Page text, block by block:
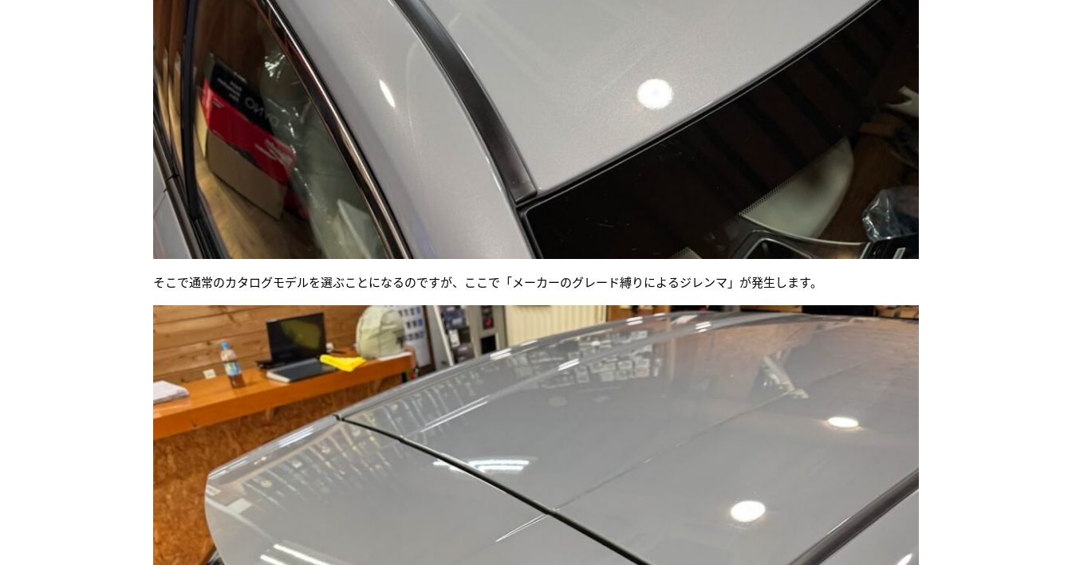
そこで通常のカタログモデルを選ぶことになるのですが、ここで「メーカーのグレード縛りによるジレンマ」が発生します。